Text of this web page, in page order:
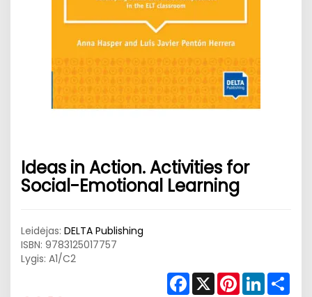
Ideas in Action. Activities for
Social-Emotional Learning
Leidėjas: DELTA Publishing
ISBN: 9783125017757
Lygis: A1/C2
Facebook
X PinterestLinkedIn